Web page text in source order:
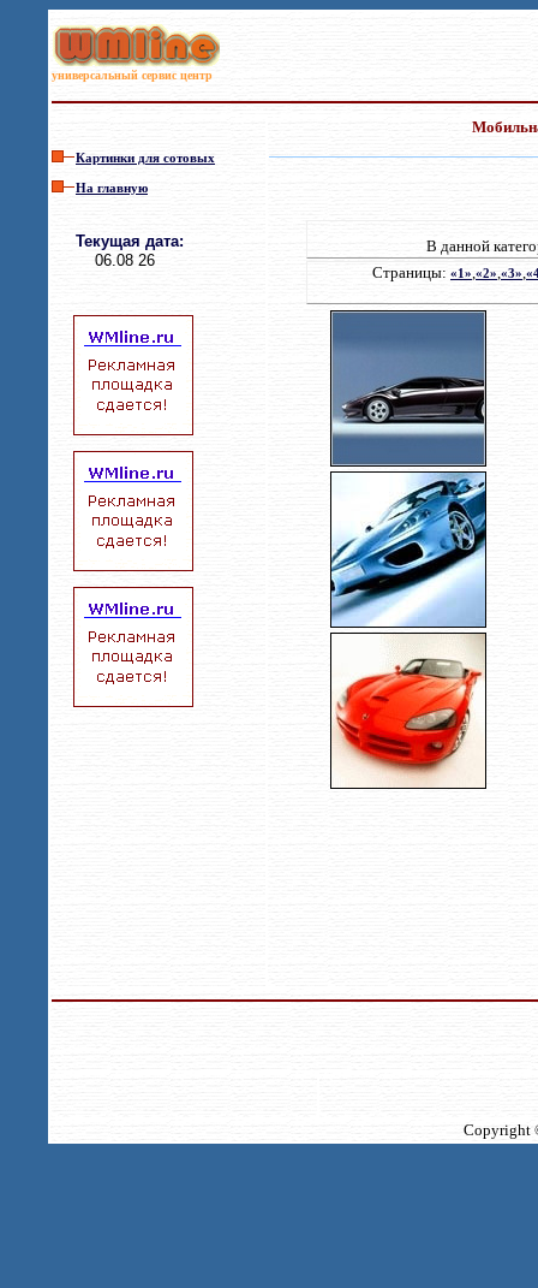
универсальный сервис центр
Картинки для сотовых
На главную
Текущая дата:
06.08 26
В данной
Страницы: «1»,«2»,«3»,
Copyright